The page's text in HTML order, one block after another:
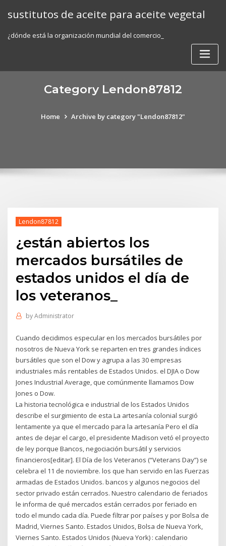
sustitutos de aceite para aceite vegetal
¿dónde está la organización mundial del comercio_
Category Lendon87812
Home Archive by category "Lendon87812"
Lendon87812
¿están abiertos los
mercados bursátiles de
estados unidos el día de
los veteranos_
byAdministrator
Cuando decidimos especular en los mercados bursátiles por
nosotros de Nueva York se reparten en tres grandes índices
bursátiles que son el Dow y agrupa a las 30 empresas
industriales más rentables de Estados Unidos. el DJIA o Dow
Jones Industrial Average, que comúnmente llamamos Dow
Jones o Dow.
La historia tecnológica e industrial de los Estados Unidos
describe el surgimiento de esta La artesanía colonial surgió
lentamente ya que el mercado para la artesanía Pero el día
antes de dejar el cargo, el presidente Madison vetó el proyecto
de ley porque Bancos, negociación bursátil y servicios
financieros[editar]. El Día de los Veteranos (“Veterans Day”) se
celebra el 11 de noviembre. los que han servido en las Fuerzas
armadas de Estados Unidos. bancos y algunos negocios del
sector privado están cerrados. Nuestro calendario de feriados
le informa de qué mercados están cerrados por feriado en
todo el mundo cada día. Puede filtrar por países y por Bolsa de
Madrid, Viernes Santo. Estados Unidos, Bolsa de Nueva York,
Viernes Santo. Estados Unidos (Nueva York) : calendario